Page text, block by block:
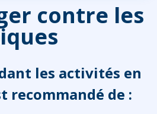
contre les
les activités en
recommandé de :